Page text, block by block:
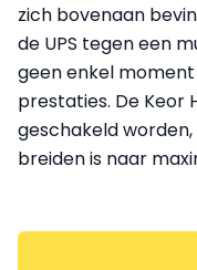
zich bovenaan
de UPS tegen een
geen enkel
prestaties. De Keor
geschakeld
breiden is naar